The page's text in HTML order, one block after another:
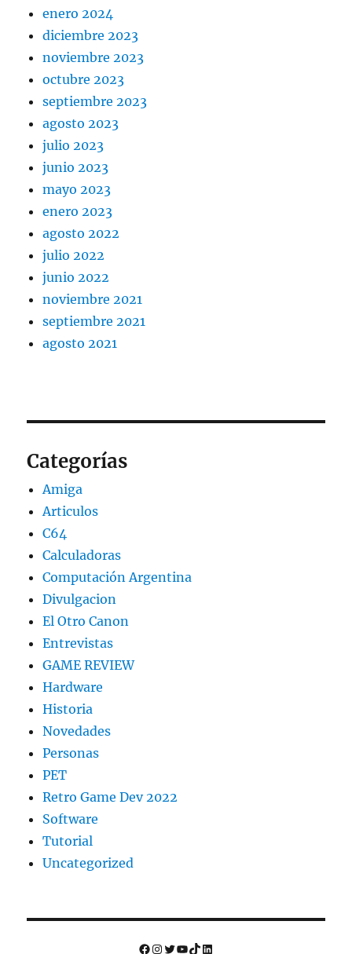
enero 2024
diciembre 2023
noviembre 2023
octubre 2023
septiembre 2023
agosto 2023
julio 2023
junio 2023
mayo 2023
enero 2023
agosto 2022
julio 2022
junio 2022
noviembre 2021
septiembre 2021
agosto 2021
Categorías
Amiga
Articulos
C64
Calculadoras
Computación Argentina
Divulgacion
El Otro Canon
Entrevistas
GAME REVIEW
Hardware
Historia
Novedades
Personas
PET
Retro Game Dev 2022
Software
Tutorial
Uncategorized
Facebook
Instagram
Twitter
YouTube
TikTok
LinkedIn